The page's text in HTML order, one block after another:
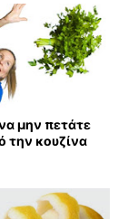
μην πετάτε
την κουζίνα